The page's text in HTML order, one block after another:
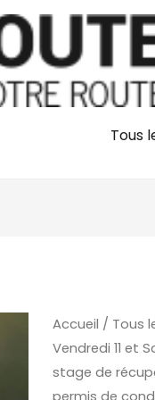
Tous
Accueil / Tous
Vendredi 11 et
stage de
quantité
de
Aire